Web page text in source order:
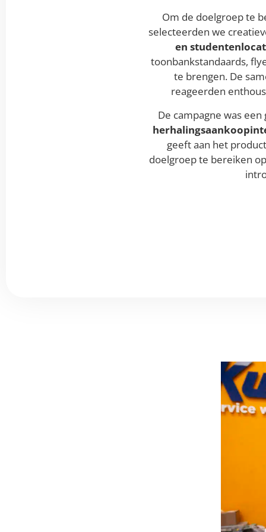
Om de doelgroep te
selecteerden we
en
toonbankstandaards,
te brengen. De
reageerden
De campagne was
geeft aan het
doelgroep te bereiken